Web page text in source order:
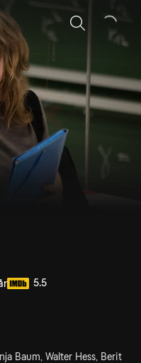
Sök
5.5
Baum, Walter Hess, Berit